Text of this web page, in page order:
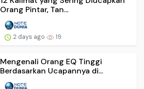
Orang Pintar, Tan...
2 days ago 19
Mengenali Orang EQ Tinggi
Berdasarkan Ucapannya di...